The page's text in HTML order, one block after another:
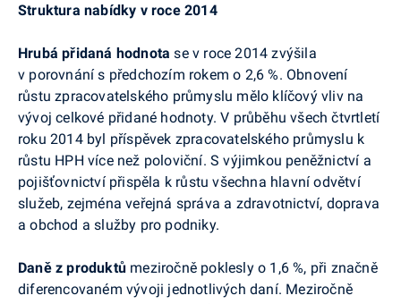
Struktura nabídky v roce 2014
Hrubá přidaná hodnotase v roce 2014 zvýšila
v porovnání s předchozím rokem o 2,6 %. Obnovení
růstu zpracovatelského průmyslu mělo klíčový vliv na
vývoj celkové přidané hodnoty. V průběhu všech čtvrtletí
roku 2014 byl příspěvek zpracovatelského průmyslu k
růstu HPH více než poloviční. S výjimkou peněžnictví a
pojišťovnictví přispěla k růstu všechna hlavní odvětví
služeb, zejména veřejná správa a zdravotnictví, doprava
a obchod a služby pro podniky.
Daně z produktů meziročně poklesly o 1,6 %, při značně
diferencovaném vývoji jednotlivých daní. Meziročně